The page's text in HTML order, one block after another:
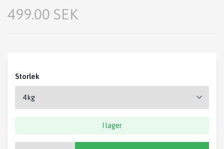
499.00 SEK
Storlek
I lager